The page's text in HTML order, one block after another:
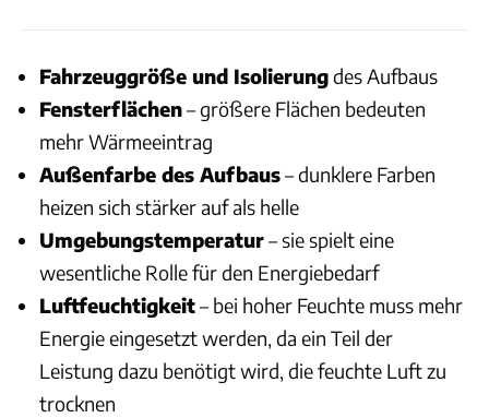
Fahrzeuggröße und Isolierungdes Aufbaus
Fensterflächen– größere Flächen bedeuten
mehr Wärmeeintrag
Außenfarbe des Aufbaus– dunklere Farben
heizen sich stärker auf als helle
Umgebungstemperatur– sie spielt eine
wesentliche Rolle für den Energiebedarf
Luftfeuchtigkeit– bei hoher Feuchte muss mehr
Energie eingesetzt werden, da ein Teil der
Leistung dazu benötigt wird, die feuchte Luft zu
trocknen